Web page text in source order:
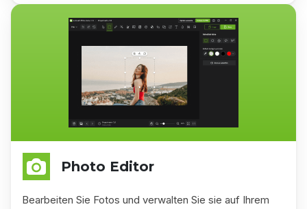
Photo Editor
Bearbeiten Sie Fotos und verwalten Sie sie auf Ihrem